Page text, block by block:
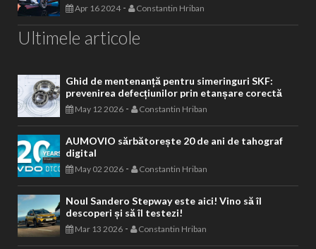
Apr 16 2024- Constantin Hriban
Ultimele articole
Ghid de mentenanță pentru simeringuri SKF:
prevenirea defecțiunilor prin etanșare corectă
May 12 2026 - Constantin Hriban
AUMOVIO sărbătorește 20 de ani de tahograf
digital
May 02 2026 - Constantin Hriban
Noul Sandero Stepway este aici! Vino să îl
descoperi și să îl testezi!
Mar 13 2026 - Constantin Hriban